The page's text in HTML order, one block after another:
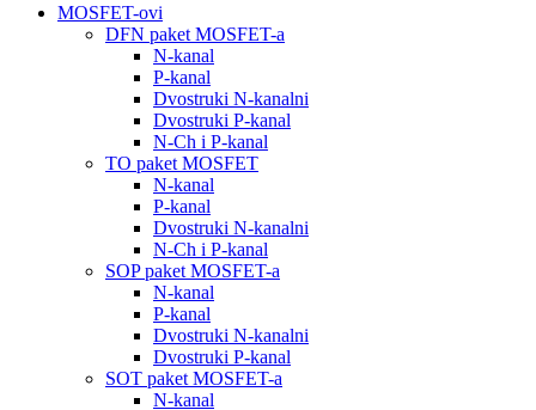
MOSFET-ovi
DFN paket MOSFET-a
N-kanal
P-kanal
Dvostruki N-kanalni
Dvostruki P-kanal
N-Ch i P-kanal
TO paket MOSFET
N-kanal
P-kanal
Dvostruki N-kanalni
N-Ch i P-kanal
SOP paket MOSFET-a
N-kanal
P-kanal
Dvostruki N-kanalni
Dvostruki P-kanal
SOT paket MOSFET-a
N-kanal